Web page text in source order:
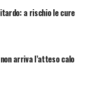
a rischio le cure
arriva l’atteso calo